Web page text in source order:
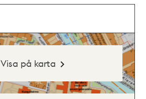
Visa på karta